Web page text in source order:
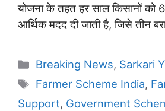
योजना के तहत हर साल किसानों
आर्थिक मदद दी जाती है, जिसे तीन
Categories
Breaking News, Sarkari
Tags
Farmer Scheme India,
Support, Government